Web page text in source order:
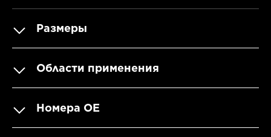
Размеры
Области применения
Номера OE